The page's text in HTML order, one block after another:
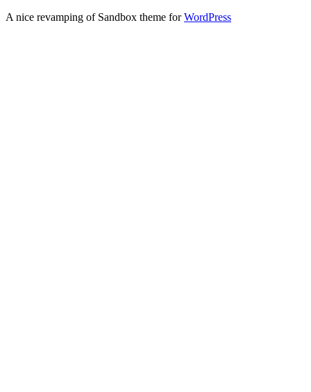
A nice revamping of Sandbox theme forWordPress